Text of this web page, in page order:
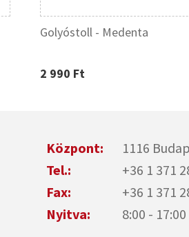
Golyóstoll - Medenta
2 990 Ft
Központ:
1116
Tel.:
+36 1 371
Fax:
+36 1 371
Nyitva:
8:00 -